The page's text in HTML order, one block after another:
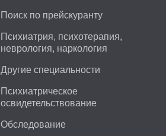
Поиск по прейскуранту
Психиатрия, психотерапия,
неврология, наркология
Другие специальности
Психиатрическое
освидетельствование
Обследование